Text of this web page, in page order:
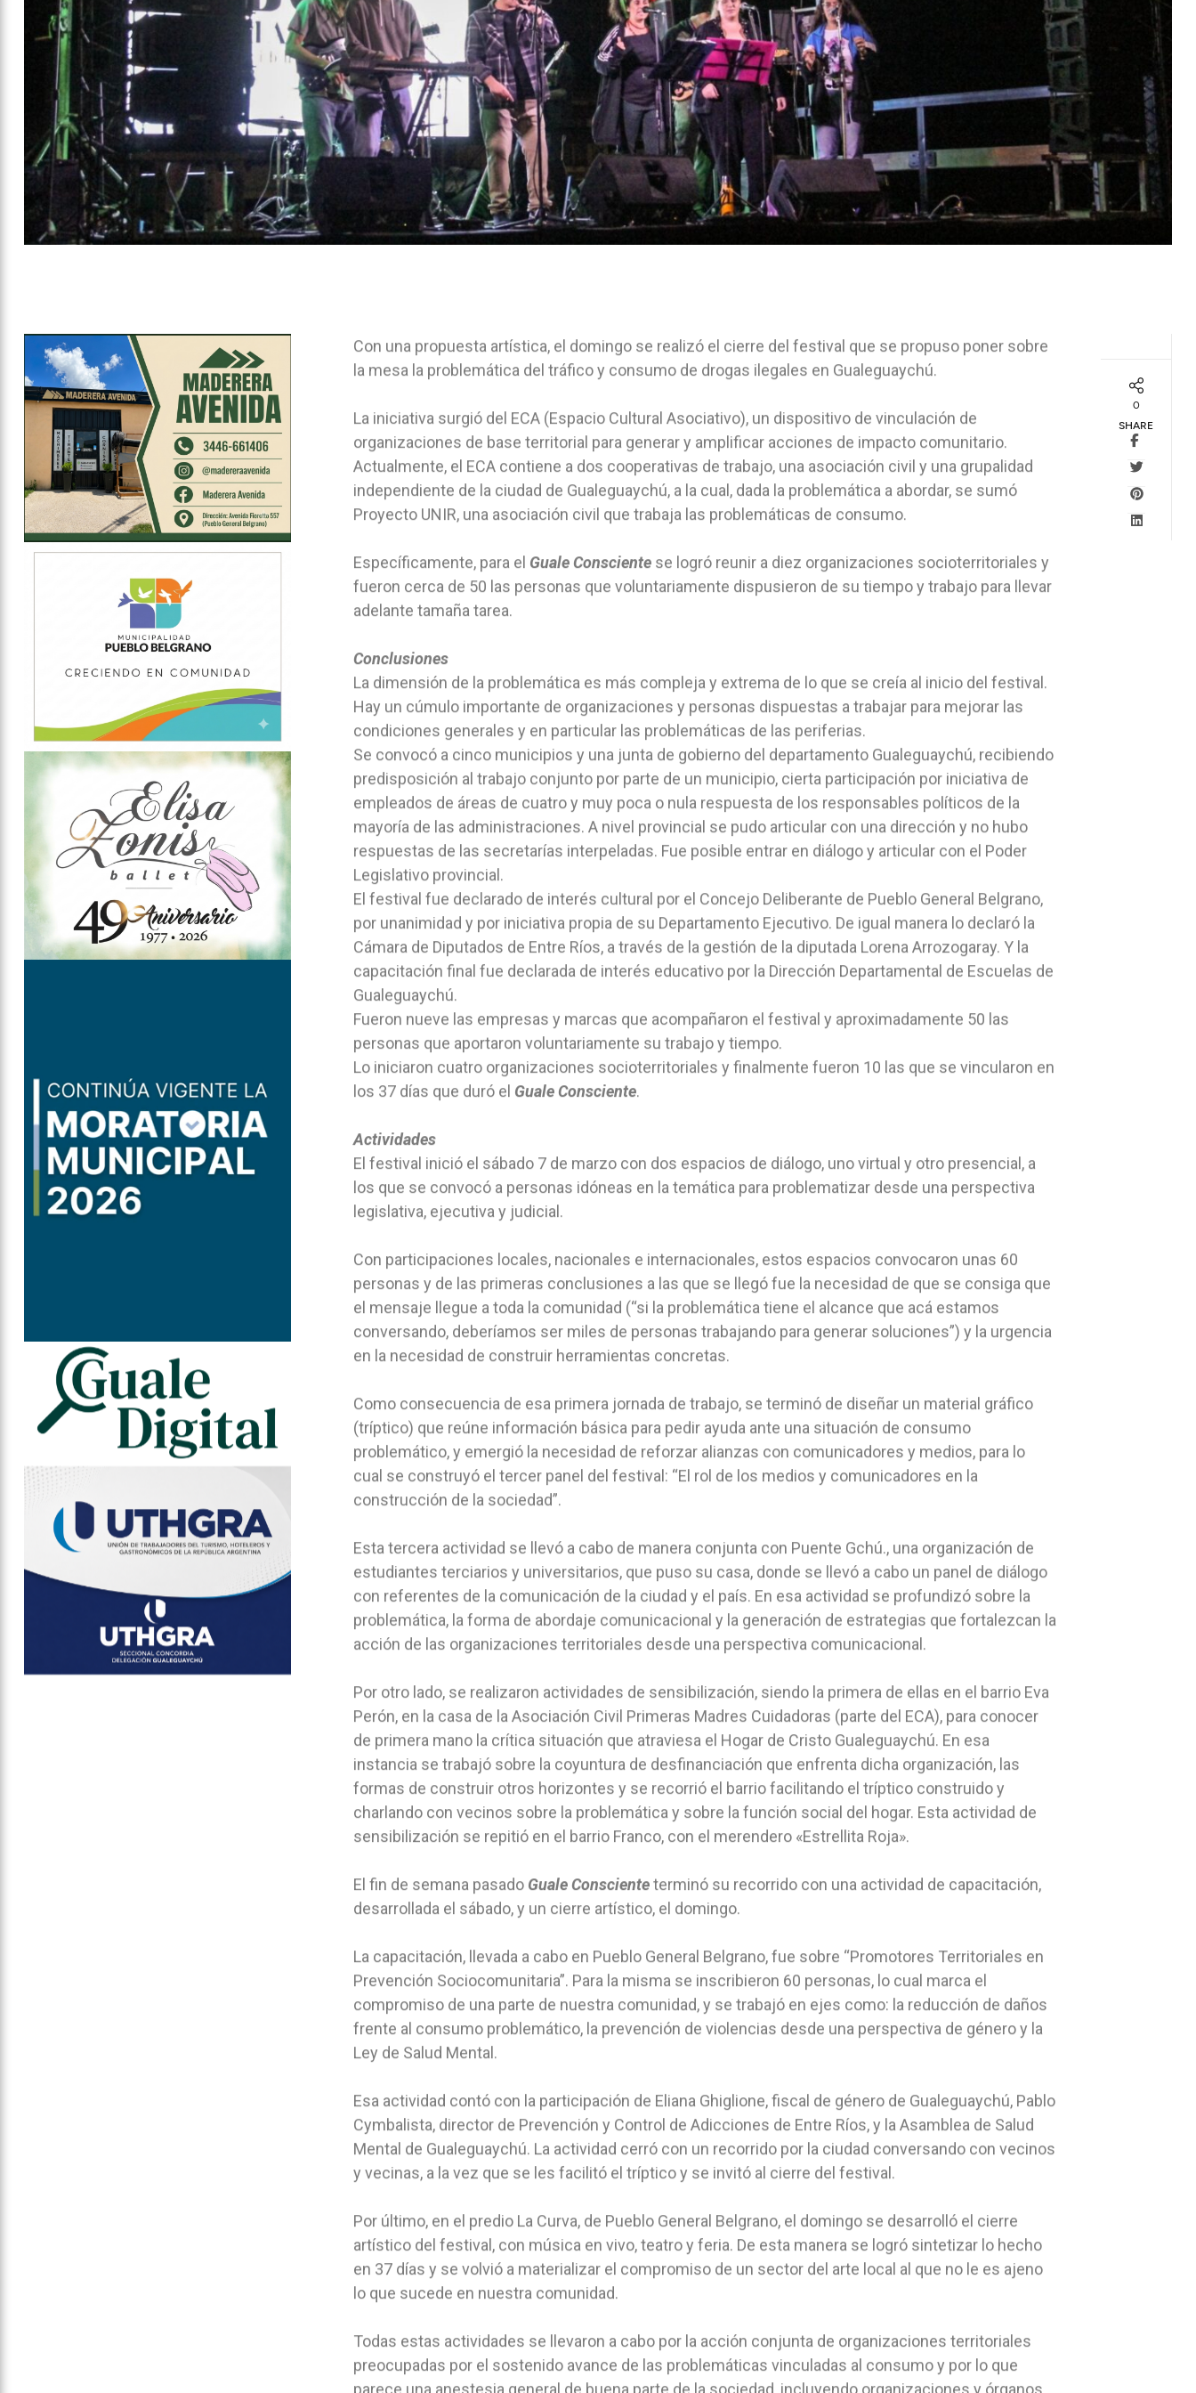
Con una propuesta artística, el domingo se realizó el cierre del festival que se propuso poner sobre
la mesa la problemática del tráfico y consumo de drogas ilegales en Gualeguaychú.
La iniciativa surgió del ECA (Espacio Cultural Asociativo), un dispositivo de vinculación de
organizaciones de base territorial para generar y amplificar acciones de impacto comunitario.
Actualmente, el ECA contiene a dos cooperativas de trabajo, una asociación civil y una grupalidad
independiente de la ciudad de Gualeguaychú, a la cual, dada la problemática a abordar, se sumó
Proyecto UNIR, una asociación civil que trabaja las problemáticas de consumo.
Específicamente, para el Guale Consciente se logró reunir a diez organizaciones socioterritoriales y
fueron cerca de 50 las personas que voluntariamente dispusieron de su tiempo y trabajo para llevar
adelante tamaña tarea.
Conclusiones
La dimensión de la problemática es más compleja y extrema de lo que se creía al inicio del festival.
Hay un cúmulo importante de organizaciones y personas dispuestas a trabajar para mejorar las
condiciones generales y en particular las problemáticas de las periferias.
Se convocó a cinco municipios y una junta de gobierno del departamento Gualeguaychú, recibiendo
predisposición al trabajo conjunto por parte de un municipio, cierta participación por iniciativa de
empleados de áreas de cuatro y muy poca o nula respuesta de los responsables políticos de la
mayoría de las administraciones. A nivel provincial se pudo articular con una dirección y no hubo
respuestas de las secretarías interpeladas. Fue posible entrar en diálogo y articular con el Poder
Legislativo provincial.
El festival fue declarado de interés cultural por el Concejo Deliberante de Pueblo General Belgrano,
por unanimidad y por iniciativa propia de su Departamento Ejecutivo. De igual manera lo declaró la
Cámara de Diputados de Entre Ríos, a través de la gestión de la diputada Lorena Arrozogaray. Y la
capacitación final fue declarada de interés educativo por la Dirección Departamental de Escuelas de
Gualeguaychú.
Fueron nueve las empresas y marcas que acompañaron el festival y aproximadamente 50 las
personas que aportaron voluntariamente su trabajo y tiempo.
Lo iniciaron cuatro organizaciones socioterritoriales y finalmente fueron 10 las que se vincularon en
los 37 días que duró el Guale Consciente.
Actividades
El festival inició el sábado 7 de marzo con dos espacios de diálogo, uno virtual y otro presencial, a
los que se convocó a personas idóneas en la temática para problematizar desde una perspectiva
legislativa, ejecutiva y judicial.
Con participaciones locales, nacionales e internacionales, estos espacios convocaron unas 60
personas y de las primeras conclusiones a las que se llegó fue la necesidad de que se consiga que
el mensaje llegue a toda la comunidad (“si la problemática tiene el alcance que acá estamos
conversando, deberíamos ser miles de personas trabajando para generar soluciones”) y la urgencia
en la necesidad de construir herramientas concretas.
Como consecuencia de esa primera jornada de trabajo, se terminó de diseñar un material gráfico
(tríptico) que reúne información básica para pedir ayuda ante una situación de consumo
problemático, y emergió la necesidad de reforzar alianzas con comunicadores y medios, para lo
cual se construyó el tercer panel del festival: “El rol de los medios y comunicadores en la
construcción de la sociedad”.
Esta tercera actividad se llevó a cabo de manera conjunta con Puente Gchú., una organización de
estudiantes terciarios y universitarios, que puso su casa, donde se llevó a cabo un panel de diálogo
con referentes de la comunicación de la ciudad y el país. En esa actividad se profundizó sobre la
problemática, la forma de abordaje comunicacional y la generación de estrategias que fortalezcan la
acción de las organizaciones territoriales desde una perspectiva comunicacional.
Por otro lado, se realizaron actividades de sensibilización, siendo la primera de ellas en el barrio Eva
Perón, en la casa de la Asociación Civil Primeras Madres Cuidadoras (parte del ECA), para conocer
de primera mano la crítica situación que atraviesa el Hogar de Cristo Gualeguaychú. En esa
instancia se trabajó sobre la coyuntura de desfinanciación que enfrenta dicha organización, las
formas de construir otros horizontes y se recorrió el barrio facilitando el tríptico construido y
charlando con vecinos sobre la problemática y sobre la función social del hogar. Esta actividad de
sensibilización se repitió en el barrio Franco, con el merendero «Estrellita Roja».
El fin de semana pasado Guale Conscienteterminó su recorrido con una actividad de capacitación,
desarrollada el sábado, y un cierre artístico, el domingo.
La capacitación, llevada a cabo en Pueblo General Belgrano, fue sobre “Promotores Territoriales en
Prevención Sociocomunitaria”. Para la misma se inscribieron 60 personas, lo cual marca el
compromiso de una parte de nuestra comunidad, y se trabajó en ejes como: la reducción de daños
frente al consumo problemático, la prevención de violencias desde una perspectiva de género y la
Ley de Salud Mental.
Esa actividad contó con la participación de Eliana Ghiglione, fiscal de género de Gualeguaychú, Pablo
Cymbalista, director de Prevención y Control de Adicciones de Entre Ríos, y la Asamblea de Salud
Mental de Gualeguaychú. La actividad cerró con un recorrido por la ciudad conversando con vecinos
y vecinas, a la vez que se les facilitó el tríptico y se invitó al cierre del festival.
Por último, en el predio La Curva, de Pueblo General Belgrano, el domingo se desarrolló el cierre
artístico del festival, con música en vivo, teatro y feria. De esta manera se logró sintetizar lo hecho
en 37 días y se volvió a materializar el compromiso de un sector del arte local al que no le es ajeno
lo que sucede en nuestra comunidad.
Todas estas actividades se llevaron a cabo por la acción conjunta de organizaciones territoriales
preocupadas por el sostenido avance de las problemáticas vinculadas al consumo y por lo que
parece una anestesia general de buena parte de la sociedad, incluyendo organizaciones y órganos
0
SHARE